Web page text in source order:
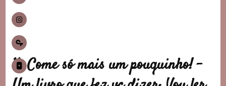
11. Come só mais um pouquinho! –